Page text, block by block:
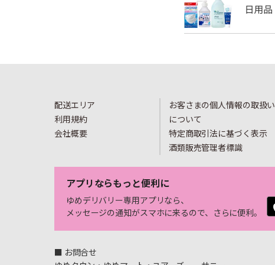
配送エリア
利用規約
会社概要
お客さまの個人情報の取扱い
について
特定商取引法に基づく表示
酒類販売管理者標識
アプリならもっと便利に
ゆめデリバリー専用アプリなら、
メッセージの通知がスマホに来るので、さらに便利。
■ お問合せ